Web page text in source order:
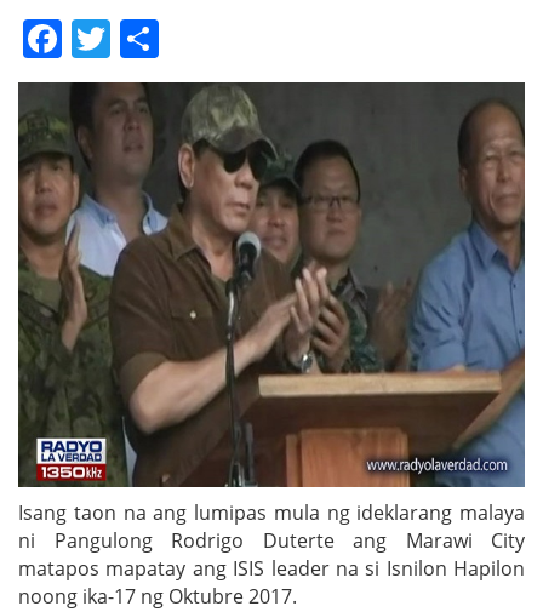
Facebook
Twitter
Isang taon na ang lumipas mula ng ideklarang malaya
ni Pangulong Rodrigo Duterte ang Marawi City
matapos mapatay ang ISIS leader na si Isnilon Hapilon
noong ika-17 ng Oktubre 2017.